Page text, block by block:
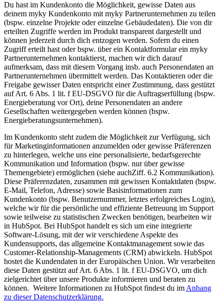
Du hast im Kundenkonto die Möglichkeit, gewisse Daten aus
deinem myky Kundenkonto mit myky Partnerunternehmen zu teilen
(bspw. einzelne Projekte oder einzelne Gebäudedaten). Die von dir
erteilten Zugriffe werden im Produkt transparent dargestellt und
können jederzeit durch dich entzogen werden. Sofern du einen
Zugriff erteilt hast oder bspw. über ein Kontaktformular ein myky
Partnerunternehmen kontaktierst, machen wir dich darauf
aufmerksam, dass mit diesem Vorgang insb. auch Personendaten an
Partnerunternehmen übermittelt werden. Das Kontaktieren oder die
Freigabe gewisser Daten entspricht einer Zustimmung, dass gestützt
auf Art. 6 Abs. 1 lit. f EU-DSGVO für die Auftragserfüllung (bspw.
Energieberatung vor Ort), deine Personendaten an andere
Gesellschaften weitergegeben werden können (bspw.
Energieberatungsunternehmen).
Im Kundenkonto steht zudem die Möglichkeit zur Verfügung, sich
für Marketinginformationen anzumelden oder gewisse Präferenzen
zu hinterlegen, welche uns eine personalisierte, bedarfsgerechte
Kommunikation und Information (bspw. nur über gewisse
Themengebiete) ermöglichen (siehe auchZiff. 6.2 Kommunikation).
Diese Präferenzdaten, zusammen mit gewissen Kontaktdaten (bspw.
E-Mail, Telefon, Adresse) sowie Basisinformationen zum
Kundenkonto (bspw. Benutzernummer, letztes erfolgreiches Login),
welche wir für die persönliche und effiziente Betreuung im Support
sowie teilweise zu statistischen Zwecken benötigen, bearbeiten wir
in HubSpot. Bei HubSpot handelt es sich um eine integrierte
Software-Lösung, mit der wir verschiedene Aspekte des
Kundensupports, das allgemeine Kontaktmanagement sowie das
Customer-Relationship-Managements (CRM) abwickeln. HubSpot
hostet die Kundendaten in der Europäischen Union. Wir verarbeiten
diese Daten gestützt auf Art. 6 Abs. 1 lit. f EU-DSGVO, um dich
zielgerichtet über unsere Produkte informieren und beraten zu
können. Weitere Informationen zu HubSpot findest du im Anhang
zu dieser Datenschutzerklärung.